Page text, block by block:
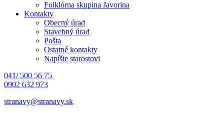
Folklórna skupina Javorina
Kontakty
Obecný úrad
Stavebný úrad
Pošta
Ostatné kontakty
Napíšte starostovi
041/ 500 56 75
0902 632 973
stranavy@stranavy.sk